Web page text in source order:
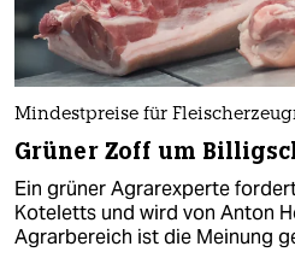
Mindestpreise für
Grüner Zoff um
Ein grüner Agrarexperte
Koteletts und wird von Anton
Agrarbereich ist die Meinung